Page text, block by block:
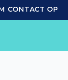
CONTACT OP